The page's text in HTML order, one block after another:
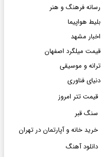
رسانه فرهنگ و هنر
بلیط هواپیما
اخبار مشهد
قیمت میلگرد اصفهان
ترانه و موسیقی
دنیای فناوری
قیمت تتر امروز
سنگ قبر
خرید خانه و آپارتمان در تهران
دانلود آهنگ